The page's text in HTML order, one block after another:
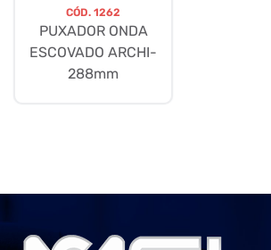
CÓD. 1262
PUXADOR ONDA
ESCOVADO ARCHI-
288mm